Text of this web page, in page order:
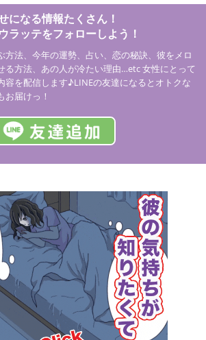
になる情報たくさん！
ラッテをフォローしよう！
方法、今年の運勢、占い、恋の秘訣、彼をメロ
る方法、あの人が冷たい理由…etc 女性にとって
容を配信します♪LINEの友達になるとオトクな
お届けっ！